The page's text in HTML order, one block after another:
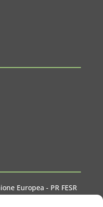
Europea - PR FESR